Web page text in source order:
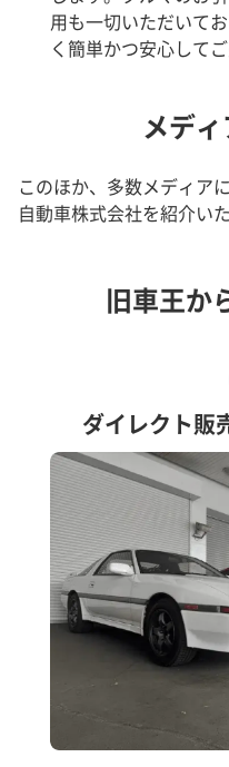
用も一切いただいて
く簡単かつ安心して
メデ
このほか、多数メディア
自動車株式会社を紹介い
旧車王か
ダイレクト販